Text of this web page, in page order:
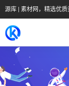
源库 | 素材网，精选优质